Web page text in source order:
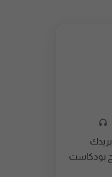
وأفضل الحلقات من أكثر من ٣٠٠ برنامج بودكاست